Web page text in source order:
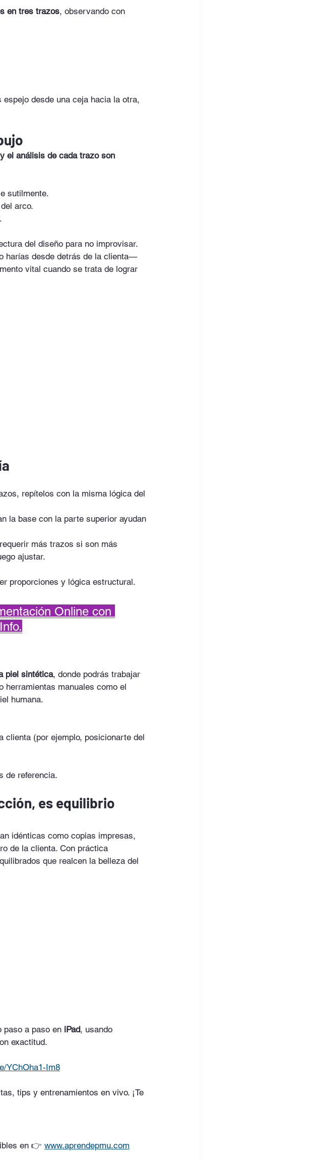
en tres trazos, observando con
desde una ceja hacia la otra,
el análisis de cada trazo son
sutilmente.
arco.
del diseño para no improvisar.
harías desde detrás de la clienta—
vital cuando se trata de lograr
repítelos con la misma lógica del
la base con la parte superior ayudan
más trazos si son más
ajustar.
proporciones y lógica estructural.
Online con
piel sintética, donde podrás trabajar
herramientas manuales como el
humana.
clienta (por ejemplo, posicionarte del
de referencia.
es equilibrio
idénticas como copias impresas,
de la clienta. Con práctica
que realcen la belleza del
paso a paso en iPad, usando
exactitud.
YChOha1-Im8
tips y entrenamientos en vivo. ¡Te
en 👉 www.aprendepmu.com